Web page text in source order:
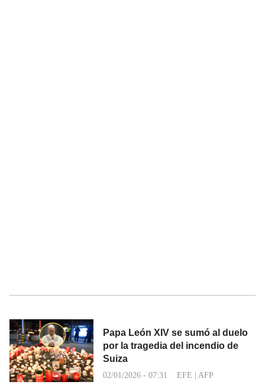
Papa León XIV se sumó al duelo
por la tragedia del incendio de
Suiza
02/01/2026 - 07:31 EFE | AFP